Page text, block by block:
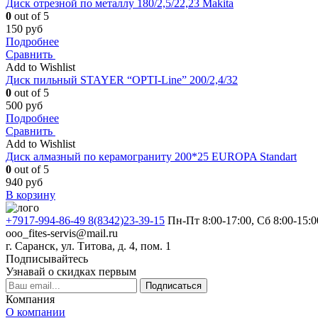
Диск отрезной по металлу 180/2,5/22,23 Makita
0 out of 5
150 руб
Подробнее
Сравнить
Add to Wishlist
Диск пильный STAYER “OPTI-Line” 200/2,4/32
0 out of 5
500 руб
Подробнее
Сравнить
Add to Wishlist
Диск алмазный по керамограниту 200*25 EUROPA Standart
0 out of 5
940 руб
В корзину
+7917-994-86-49 8(8342)23-39-15 Пн-Пт 8:00-17:00, Сб 8:00-
ooo_fites-servis@mail.ru
г. Саранск, ул. Титова, д. 4, пом. 1
Подписывайтесь
Узнавай о скидках первым
Подписаться
Компания
О компании